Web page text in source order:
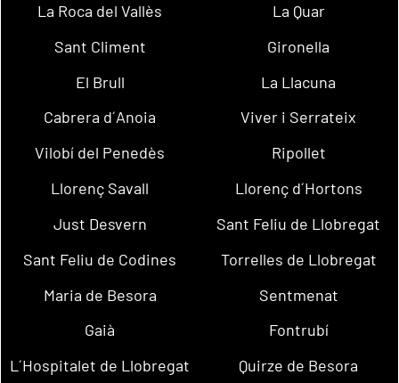
La Roca del Vallès
La Quar
Sant Climent
Gironella
El Brull
La Llacuna
Cabrera d´Anoia
Viver i Serrateix
Vilobí del Penedès
Ripollet
Llorenç Savall
Llorenç d´Hortons
Just Desvern
Sant Feliu de Llobregat
Sant Feliu de Codines
Torrelles de Llobregat
Maria de Besora
Sentmenat
Gaià
Fontrubí
L´Hospitalet de Llobregat
Quirze de Besora